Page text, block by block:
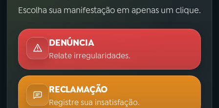
Escolha sua manifestação em apenas um clique.
DENÚNCIA
Relate irregularidades.
RECLAMAÇÃO
Registre sua insatisfação.